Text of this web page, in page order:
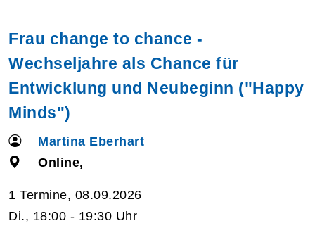
Frau change to chance -
Wechseljahre als Chance für
Entwicklung und Neubeginn ("Happy
Minds")
Martina Eberhart
Online,
1 Termine, 08.09.2026
Di., 18:00 - 19:30 Uhr